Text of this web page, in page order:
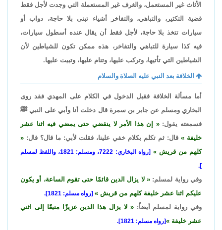
الأثاث غير المستعمل، والغرف غير المستعملة التي وجدت لأجل فقط
قضية التكثير، والتباهي، والتفاخر أشياء تبنى بلا حاجة، دواب أو
سيارات تتخذ بلا حاجة، لأجل فقط أن يقال عنده أسطول سيارات،
فيه كذا سيارة للتباهي والتفاخر، هذه ممكن تكون للشياطين لأن
الشياطين التي تأتيها، وتركب عليها، وتنام عليها، وتبيت عليها.
الخلافة بعد النبي عليه الصلاة والسلام
أما مسألة الخلافة فقبل الدخول في الكلام على المهدي فقد روى
البخاري ومسلم عن جابر بن سمرة قال دخلت أنا وأبي على النبي ﷺ
فسمعته يقول:
إن هذا الأمر لا ينقضي حتى يمضي فيه اثنا عشر
خليفة
قال: ثم تكلم بكلام خفي علينا، فقلت لأبي: ما قال؟ قال:
كلهم من قريش
[رواه البخاري: 7222، ومسلم: 1821، واللفظ لمسلم
].
وفي رواية لمسلم:
لا يزال الدين قائمًا حتى تقوم الساعة، أو يكون
عليكم اثنا عشر خليفة كلهم من قريش
[رواه مسلم: 1821].
وفي رواية لمسلم أيضاً:
لا يزال هذا الدين عزيزًا منيعًا إلى اثني
عشر خليفة
[رواه مسلم: 1821].